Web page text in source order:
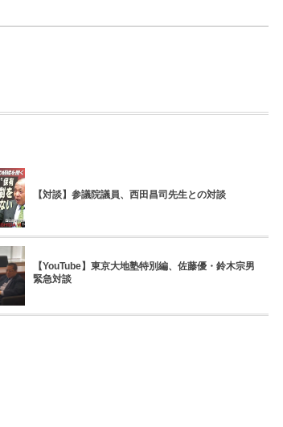
【対談】参議院議員、西田昌司先生との対談
【YouTube】東京大地塾特別編、佐藤優・鈴木宗男
緊急対談